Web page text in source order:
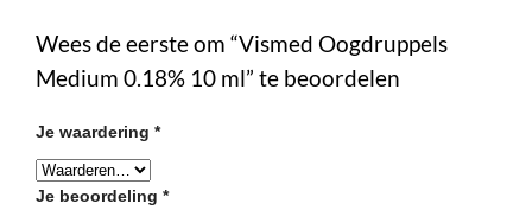
Wees de eerste om “Vismed Oogdruppels
Medium 0.18% 10 ml” te beoordelen
Je waardering *
Je beoordeling *